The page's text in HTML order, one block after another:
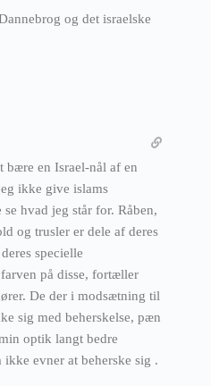
og det israelske
bære en Israel-nål af en
ikke give islams
hvad jeg står for. Råben,
og trusler er dele af deres
specielle
på disse, fortæller
De der i modsætning til
sig med beherskelse, pæn
optik langt bedre
evner at beherske sig .